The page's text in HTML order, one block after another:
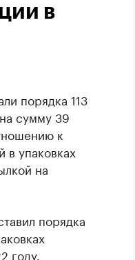
в
порядка 113
сумму 39
к
в упаковках
на
порядка
году.